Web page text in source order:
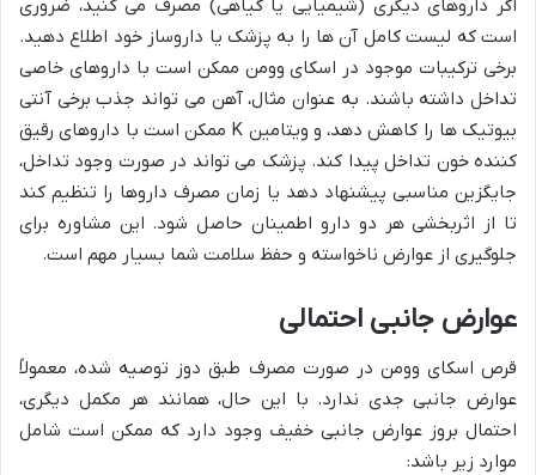
اگر داروهای دیگری (شیمیایی یا گیاهی) مصرف می کنید، ضروری
است که لیست کامل آن ها را به پزشک یا داروساز خود اطلاع دهید.
برخی ترکیبات موجود در اسکای وومن ممکن است با داروهای خاصی
تداخل داشته باشند. به عنوان مثال، آهن می تواند جذب برخی آنتی
بیوتیک ها را کاهش دهد، و ویتامین K ممکن است با داروهای رقیق
کننده خون تداخل پیدا کند. پزشک می تواند در صورت وجود تداخل،
جایگزین مناسبی پیشنهاد دهد یا زمان مصرف داروها را تنظیم کند
تا از اثربخشی هر دو دارو اطمینان حاصل شود. این مشاوره برای
جلوگیری از عوارض ناخواسته و حفظ سلامت شما بسیار مهم است.
عوارض جانبی احتمالی
قرص اسکای وومن در صورت مصرف طبق دوز توصیه شده، معمولاً
عوارض جانبی جدی ندارد. با این حال، همانند هر مکمل دیگری،
احتمال بروز عوارض جانبی خفیف وجود دارد که ممکن است شامل
موارد زیر باشد: